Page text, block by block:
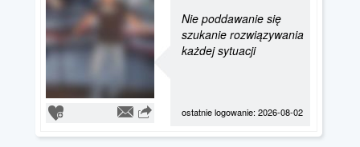
Nie poddawanie się
szukanie rozwiązywania
każdej sytuacji
ostatnie logowanie: 2026-08-02